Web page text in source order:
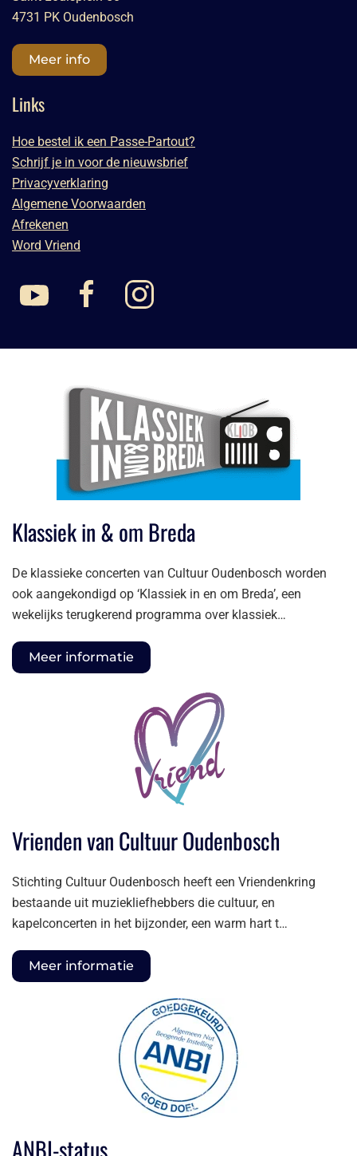
4731 PK Oudenbosch
Meer info
Links
Hoe bestel ik een Passe-Partout?
Schrijf je in voor de nieuwsbrief
Privacyverklaring
Algemene Voorwaarden
Afrekenen
Word Vriend
Klassiek in & om Breda
De klassieke concerten van Cultuur Oudenbosch worden
ook aangekondigd op ‘Klassiek in en om Breda’, een
wekelijks terugkerend programma over klassiek…
Meer informatie
Vrienden van Cultuur Oudenbosch
Stichting Cultuur Oudenbosch heeft een Vriendenkring
bestaande uit muziekliefhebbers die cultuur, en
kapelconcerten in het bijzonder, een warm hart t…
Meer informatie
ANBI-status